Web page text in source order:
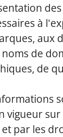
à
aux
de
de
vigueur
par les